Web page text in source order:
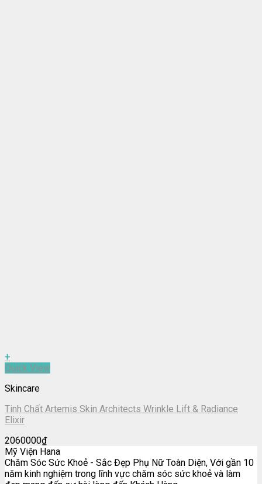
+
Quick View
Skincare
Tinh Chất Artemis Skin Architects Wrinkle Lift & Radiance
Elixir
2060000₫
Mỹ Viện Hana
Chăm Sóc Sức Khoẻ - Sắc Đẹp Phụ Nữ Toàn Diện, Với gần 10
năm kinh nghiệm trong lĩnh vực chăm sóc sức khoẻ và làm